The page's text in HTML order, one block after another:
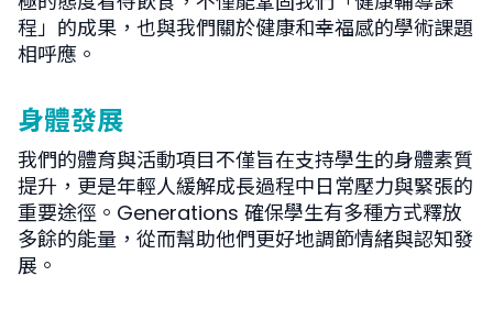
程」的成果，也與我們關於健康和幸福感的學術課題
相呼應。
身體發展
我們的體育與活動項目不僅旨在支持學生的身體素質
提升，更是年輕人緩解成長過程中日常壓力與緊張的
重要途徑。Generations 確保學生有多種方式釋放
多餘的能量，從而幫助他們更好地調節情緒與認知發
展。